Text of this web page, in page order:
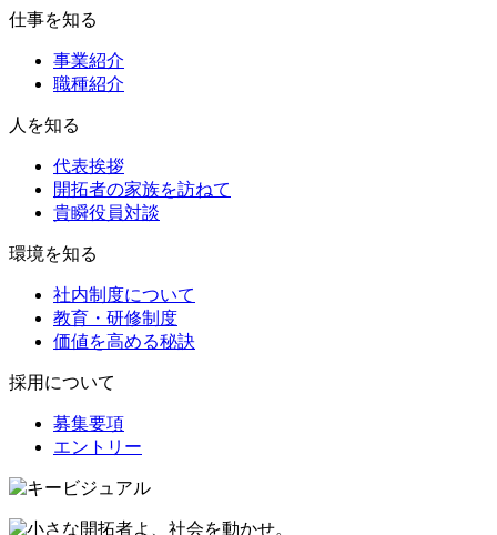
仕事を知る
事業紹介
職種紹介
人を知る
代表挨拶
開拓者の家族を訪ねて
貴瞬役員対談
環境を知る
社内制度について
教育・研修制度
価値を高める秘訣
採用について
募集要項
エントリー